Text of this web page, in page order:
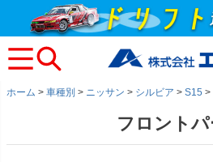
ホーム 車種別 ニッサン シルビア S15
フロントパ